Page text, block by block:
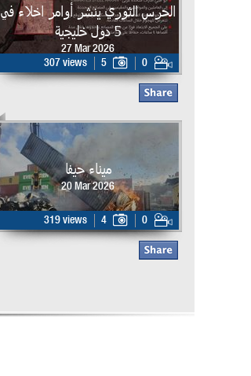
الحرس الثوري ينشر أوامر اخلاء في
5 دول خليجية
27 Mar 2026
307 views
5 0
ميناء حيفا
20 Mar 2026
319 views 4 0